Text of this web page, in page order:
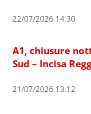
22/07/2026 14:30
A1, chiusure
Sud – Incisa
21/07/2026 13:12